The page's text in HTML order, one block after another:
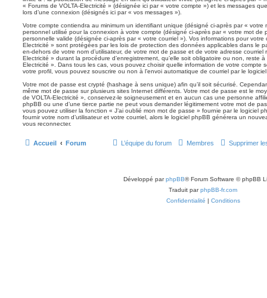
« Forums de VOLTA-Electricité » (désignée ici par « votre compte ») et les messages
lors d’une connexion (désignés ici par « vos messages »).
Votre compte contiendra au minimum un identifiant unique (désigné ci-après par « votre
personnel utilisé pour la connexion à votre compte (désigné ci-après par « votre mot de
personnelle valide (désignée ci-après par « votre courriel »). Vos informations pour votre
Electricité » sont protégées par les lois de protection des données applicables dans le
en-dehors de votre nom d’utilisateur, de votre mot de passe et de votre adresse courriel
Electricité » durant la procédure d’enregistrement, qu’elle soit obligatoire ou non, reste
Electricité ». Dans tous les cas, vous pouvez choisir quelle information de votre compte
votre profil, vous pouvez souscrire ou non à l’envoi automatique de courriel par le
Votre mot de passe est crypté (hashage à sens unique) afin qu’il soit sécurisé.
même mot de passe sur plusieurs sites Internet différents. Votre mot de passe est le
de VOLTA-Electricité », conservez-le soigneusement et en aucun cas une personne
phpBB ou une d’une tierce partie ne peut vous demander légitimement votre mot de
vous pouvez utiliser la fonction « J’ai oublié mon mot de passe » fournie par le logiciel
fournir votre nom d’utilisateur et votre courriel, alors le logiciel phpBB générera un
vous reconnecter.
Accueil Forum Supprimer
Membres
L’équipe du forum
Développé parphpBB® Forum Software © phpBB
Traduit parphpBB-fr.com
Confidentialité | Conditions